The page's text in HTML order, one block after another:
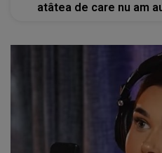
atâtea de care nu am